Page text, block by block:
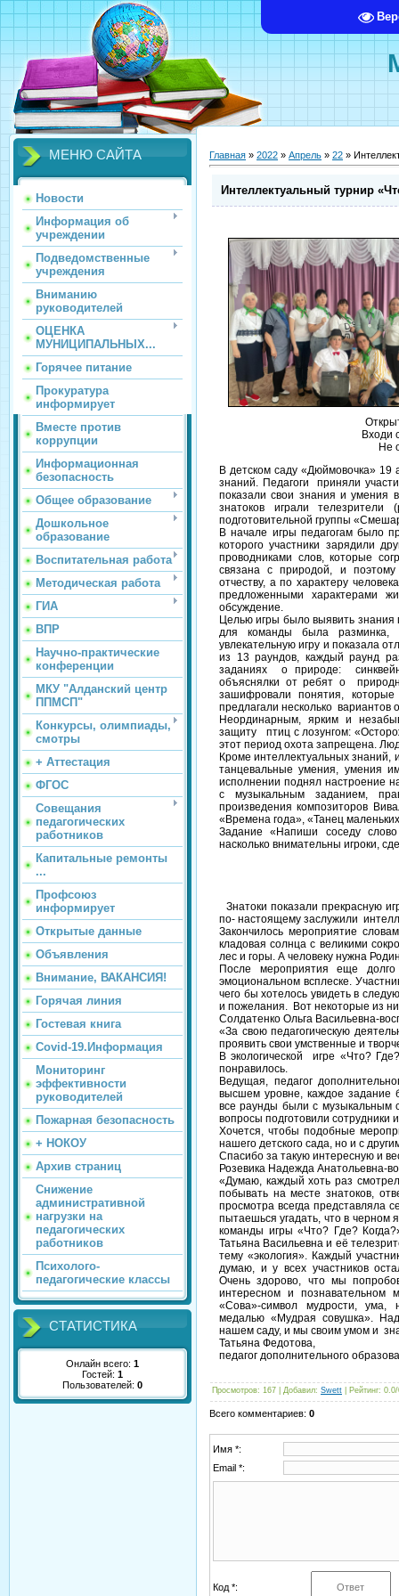
МЕНЮ САЙТА
Новости
Информация об
учреждении
Подведомственные
учреждения
Вниманию
руководителей
ОЦЕНКА
МУНИЦИПАЛЬНЫХ...
Горячее питание
Прокуратура
информирует
Вместе против
коррупции
Информационная
безопасность
Общее образование
Дошкольное
образование
Воспитательная работа
Методическая работа
ГИА
ВПР
Научно-практические
конференции
МКУ "Алданский центр
ППМСП"
Конкурсы, олимпиады,
смотры
+ Аттестация
ФГОС
Совещания
педагогических
работников
Капитальные ремонты
...
Профсоюз
информирует
Открытые данные
Объявления
Внимание, ВАКАНСИЯ!
Горячая линия
Гостевая книга
Covid-19.Информация
Мониторинг
эффективности
руководителей
Пожарная безопасность
+ НОКОУ
Архив страниц
Снижение
административной
нагрузки на
педагогических
работников
Психолого-
педагогические классы
СТАТИСТИКА
Онлайн всего: 1
Гостей: 1
Пользователей: 0
Главная » 2022 » Апрель » 22 »
Интеллектуальный турнир
Входи
Не
В детском саду «Дюймовочка» 19
знаний. Педагоги приняли
показали свои знания и умения
знатоков играли телезрители
подготовительной группы
В начале игры педагогам было
которого участники зарядили
проводниками слов, которые
связана с природой, и
отчеству, а по характеру
предложенными характерами
обсуждение.
Целью игры было выявить
для команды была разминка,
увлекательную игру и показала
из 13 раундов, каждый раунд
заданиях о природе:
объяснялки от ребят о
зашифровали понятия,
предлагали несколько
Неординарным, ярким и
защиту птиц с лозунгом:
этот период охота запрещена.
Кроме интеллектуальных знаний,
танцевальные умения, умения
исполнении поднял настроение
с музыкальным заданием,
произведения композиторов
«Времена года», «Танец
Задание «Напиши соседу
насколько внимательны игроки,
Знатоки показали прекрасную
по- настоящему заслужили
Закончилось мероприятие
кладовая солнца с великими
лес и горы. А человеку нужна
После мероприятия еще
эмоциональном всплеске.
чего бы хотелось увидеть в
и пожелания. Вот некоторые из
Солдатенко Ольга Васильевна-
«За свою педагогическую
проявить свои умственные и
В экологической игре «Что?
понравилось.
Ведущая, педагог
высшем уровне, каждое задание
все раунды были с музыкальным
вопросы подготовили сотрудники
Хочется, чтобы подобные
нашего детского сада, но и с
Спасибо за такую интересную и
Розевика Надежда Анатольевна-
«Думаю, каждый хоть раз
побывать на месте знатоков,
просмотра всегда представляла
пытаешься угадать, что в черном
команды игры «Что? Где?
Татьяна Васильевна и её
тему «экология». Каждый
думаю, и у всех участников
Очень здорово, что мы
интересном и познавательном
«Сова»-символ мудрости, ума,
медалью «Мудрая совушка».
нашем саду, и мы своим умом и
Татьяна Федотова,
педагог дополнительного
Просмотров: 167 | Добавил: Swett Рейтинг: 0.0/
Всего комментариев: 0
Имя *:
Email *:
Код *: